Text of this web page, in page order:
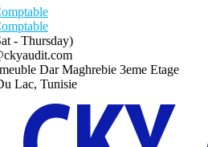
- Thursday)
Dar Maghrebie 3eme Etage
Lac, Tunisie